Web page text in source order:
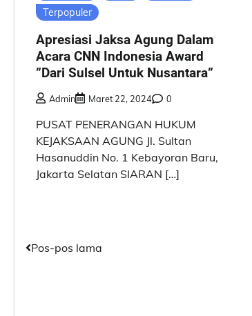
Terpopuler
Apresiasi Jaksa Agung Dalam
Acara CNN Indonesia Award
”Dari Sulsel Untuk Nusantara”
Admin Maret 22, 2024 0
PUSAT PENERANGAN HUKUM
KEJAKSAAN AGUNG Jl. Sultan
Hasanuddin No. 1 Kebayoran Baru,
Jakarta Selatan SIARAN […]
Navigasi
Pos-pos lama